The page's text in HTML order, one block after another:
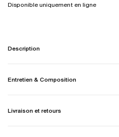
Disponible uniquement en ligne
Description
Entretien & Composition
Livraison et retours